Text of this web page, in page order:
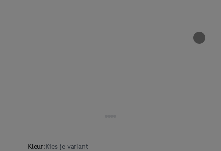
Kleur:Kies je variant